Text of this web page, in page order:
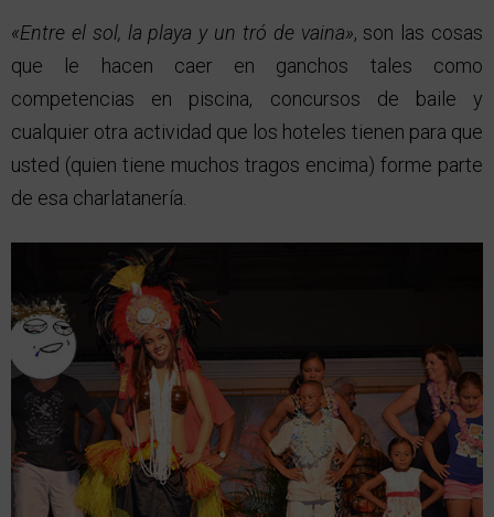
«Entre el sol, la playa y un tró de vaina», son las cosas
que le hacen caer en ganchos tales como
competencias en piscina, concursos de baile y
cualquier otra actividad que los hoteles tienen para que
usted (quien tiene muchos tragos encima) forme parte
de esa charlatanería.